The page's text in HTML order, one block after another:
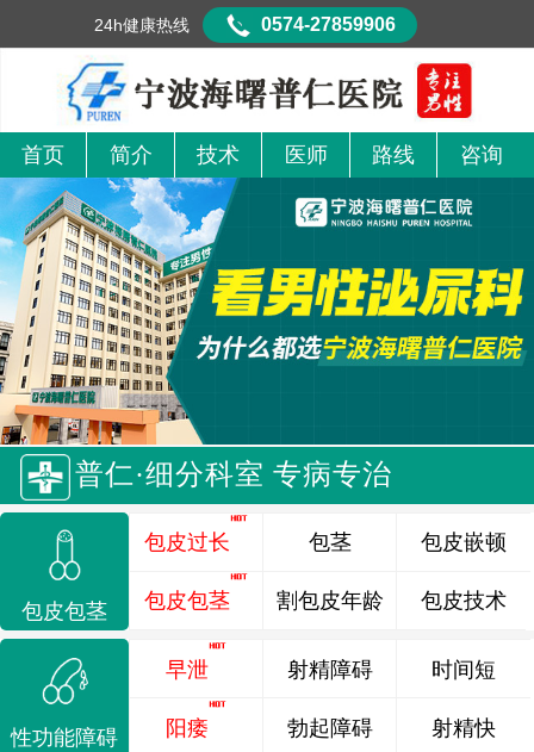
首页 简介 技术 医师 路线 咨询
普仁·细分科室 专病专治
包皮包茎
包皮过长
包皮包茎
包茎
割包皮年龄
包皮嵌顿
包皮技术
性功能障碍
早泄
阳痿
射精障碍
勃起障碍
时间短
射精快
24h健康热线 0574-27859906